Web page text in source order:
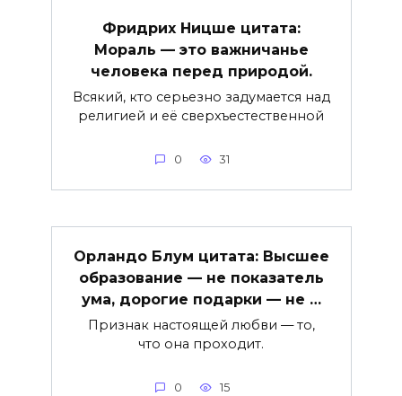
Фридрих Ницше цитата:
Мораль — это важничанье
человека перед природой.
Всякий, кто серьезно задумается над
религией и её сверхъестественной
0 31
Орландо Блум цитата: Высшее
образование — не показатель
ума, дорогие подарки — не …
Признак настоящей любви — то,
что она проходит.
0 15